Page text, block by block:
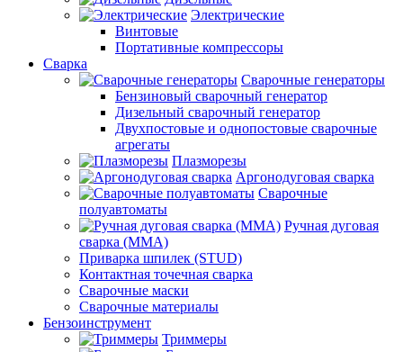
Электрические
Винтовые
Портативные компрессоры
Сварка
Сварочные генераторы
Бензиновый сварочный генератор
Дизельный сварочный генератор
Двухпостовые и однопостовые сварочные
агрегаты
Плазморезы
Аргонодуговая сварка
Сварочные
полуавтоматы
Ручная дуговая
сварка (ММА)
Приварка шпилек (STUD)
Контактная точечная сварка
Сварочные маски
Сварочные материалы
Бензоинструмент
Триммеры